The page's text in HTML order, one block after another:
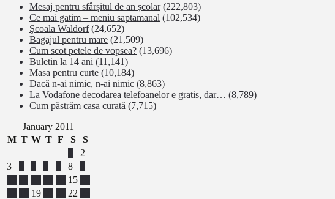
Mesaj pentru sfârșitul de an școlar (222,803)
Ce mai gatim – meniu saptamanal (102,534)
Şcoala Waldorf (24,652)
Bagajul pentru mare (21,509)
Cum scot petele de vopsea? (13,696)
Buletin la 14 ani (11,141)
Masa pentru curte (10,184)
Dacă n-ai nimic, n-ai nimic (8,863)
La Vodafone decodarea telefoanelor e gratis, dar… (8,789)
Cum păstrăm casa curată (7,715)
January 2011
M T W T F S
S
2
3
8
15
19 22